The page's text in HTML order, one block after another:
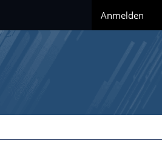
Anmelden